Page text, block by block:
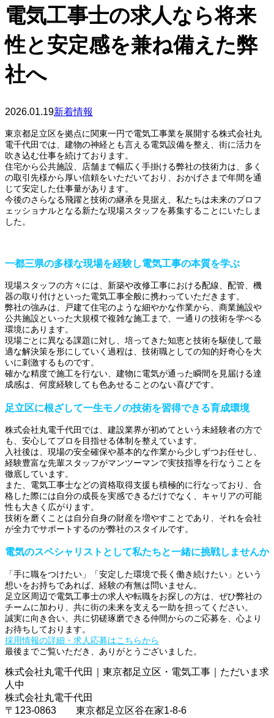
電気工事士の求人なら将来
性と安定感を兼ね備えた弊
社へ
2026.01.19新着情報
東京都足立区を拠点に関東一円で電気工事業を展開する株式会社丸
電千代田では、建物の神経とも言える電気設備を整え、街に活力を
吹き込む仕事を続けております。
住宅から公共施設、店舗まで幅広く手掛ける弊社の技術力は、多く
の取引先様から厚い信頼をいただいており、おかげさまで年間を通
じて安定した仕事量があります。
今後のさらなる飛躍と技術の継承を見据え、私たちは未来のプロフ
ェッショナルとなる新たな現場スタッフを募集することにいたしま
した。
一都三県の多様な現場を経験し電気工事の本質を学ぶ
現場スタッフの方々には、新築や改修工事における配線、配管、機
器の取り付けといった電気工事全般に携わっていただきます。
弊社の強みは、戸建て住宅のような細やかな作業から、商業施設や
公共施設といった大規模で複雑な施工まで、一通りの技術を学べる
環境にあります。
現場ごとに異なる課題に対し、培ってきた知恵と技術を駆使して最
適な解決策を形にしていく過程は、技術職としての知的好奇心を大
いに刺激するものです。
確かな精度で施工を行ない、建物に電気が通った瞬間を見届ける達
成感は、何度経験しても色あせることのない喜びです。
足立区に根ざして一生モノの技術を習得できる育成環境
株式会社丸電千代田では、建設業界が初めてという未経験者の方で
も、安心してプロを目指せる体制を整えています。
入社後は、現場の安全確保や基本的な作業から少しずつお任せし、
経験豊富な先輩スタッフがマンツーマンで実技指導を行なうことを
徹底しています。
また、電気工事士などの資格取得支援も積極的に行なっており、合
格した際には自分の成長を実感できるだけでなく、キャリアの可能
性も大きく広がります。
技術を磨くことは自分自身の財産を増やすことであり、それを会社
が全力でサポートするのが弊社のスタイルです。
電気のスペシャリストとして私たちと一緒に挑戦しませんか
「手に職をつけたい」「安定した環境で長く働き続けたい」という
想いをお持ちであれば、経験の有無は問いません。
足立区周辺で電気工事士の求人や転職をお探しの方は、ぜひ弊社の
チームに加わり、共に街の未来を支える一助を担ってください。
誠実に向き合い、共に切磋琢磨できる仲間からのご応募を、心より
お待ちしております。
採用情報の詳細・求人応募はこちらから
最後までご覧いただき、ありがとうございました。
株式会社丸電千代田｜東京都足立区・電気工事｜ただいま求
人中
株式会社丸電千代田
〒123-0863 東京都足立区谷在家1-8-6